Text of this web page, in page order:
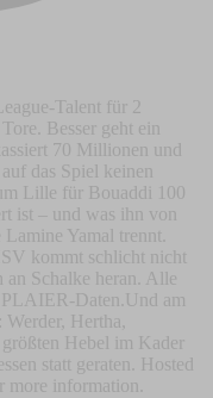
Talent für 2
Besser geht ein
70 Millionen und
das Spiel keinen
Lille für Bouaddi 100
ist – und was ihn von
Yamal trennt.
kommt schlicht nicht
an Schalke heran. Alle
PLAIER-Daten.Und am
Hertha,
Hebel im Kader
statt geraten. Hosted
information.